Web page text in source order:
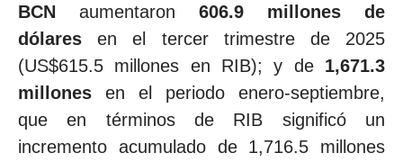
BCN aumentaron 606.9 millones de
dólaresen el tercer trimestre de 2025
(US$615.5 millones en RIB); y de 1,671.3
millones en el periodo enero-septiembre,
que en términos de RIB significó un
incremento acumulado de 1,716.5 millones